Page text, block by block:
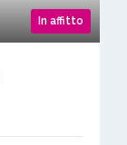
In affitto